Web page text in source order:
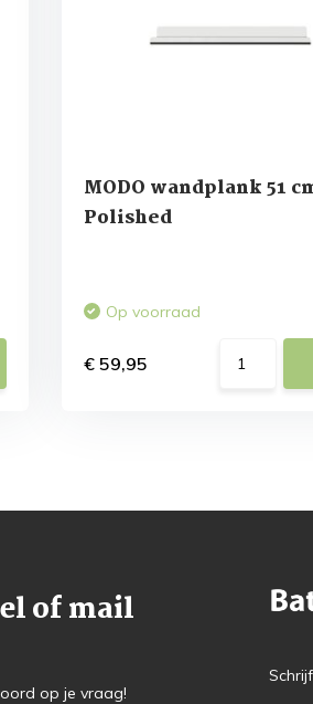
MODO wandplank 51
Polished
Op voorraad
€ 59,95
of mail
op je vraag!